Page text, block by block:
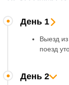
День 1
Выезд
поезд
День 2